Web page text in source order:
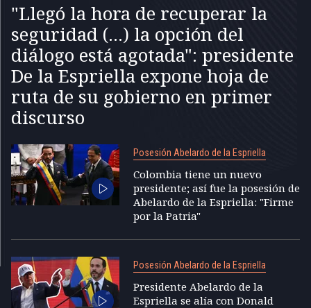
"Llegó la hora de recuperar la
seguridad (...) la opción del
diálogo está agotada": presidente
De la Espriella expone hoja de
ruta de su gobierno en primer
discurso
Posesión Abelardo de la Espriella
Colombia tiene un nuevo
presidente; así fue la posesión de
Abelardo de la Espriella: "Firme
por la Patria"
Posesión Abelardo de la Espriella
Presidente Abelardo de la
Espriella se alía con Donald